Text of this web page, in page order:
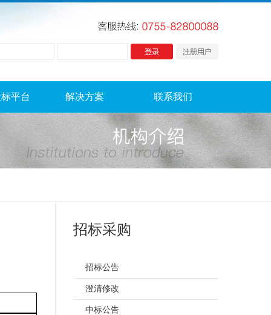
平台 解决方案 联系我们
招标采购
招标公告
澄清修改
中标公告